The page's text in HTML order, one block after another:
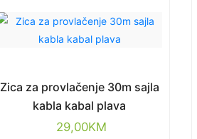
Zica za provlačenje 30m sajla
kabla kabal plava
29,00KM